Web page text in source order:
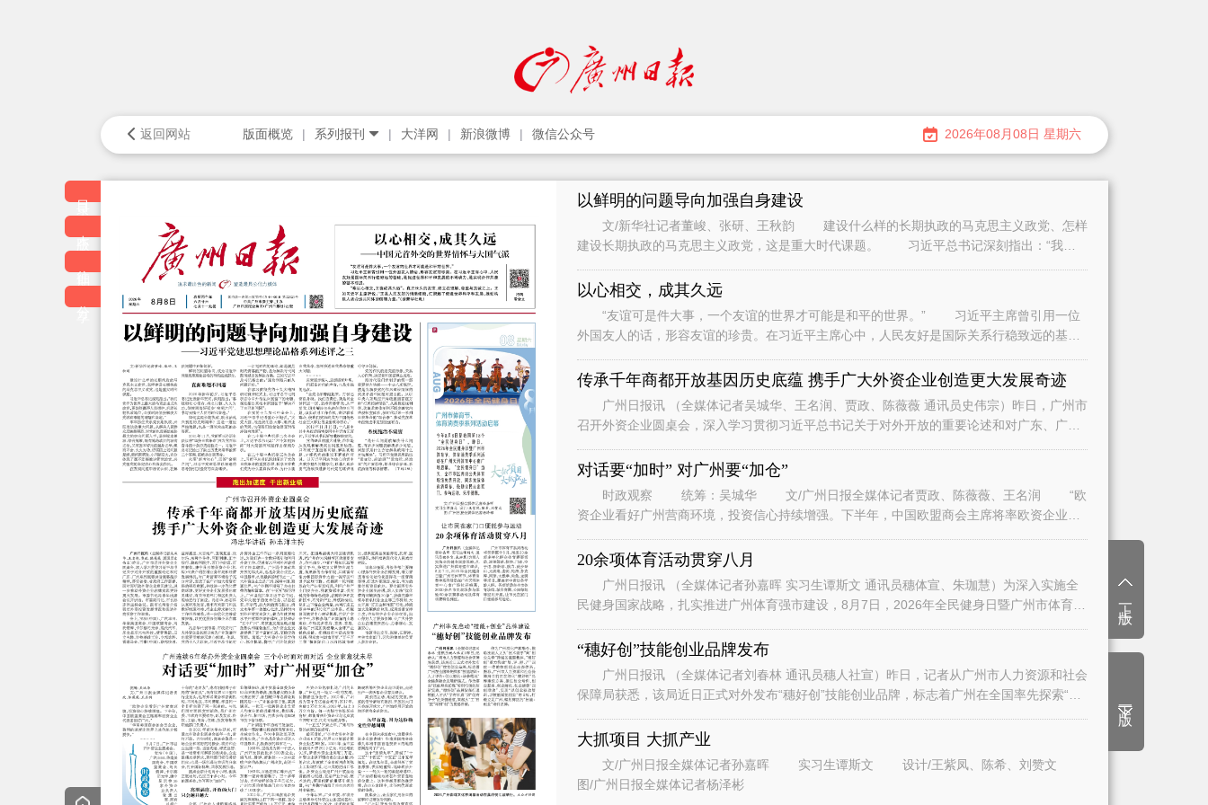
返回网站 版面概览 系列报刊 大洋网 新浪微博 微信公众号 2026年08月08日 星期六
以鲜明的问题导向加强自身建设
文/新华社记者董峻、张研、王秋韵 建设什么样的长期执政的马克思主义政党、怎样
建设长期执政的马克思主义政党，这是重大时代课题。 习近平总书记深刻指出：“我们
以心相交，成其久远
“友谊可是件大事，一个友谊的世界才可能是和平的世界。” 习近平主席曾引用一位
外国友人的话，形容友谊的珍贵。在习近平主席心中，人民友好是国际关系行稳致远的基
传承千年商都开放基因历史底蕴 携手广大外资企业创造更大发展奇迹
广州日报讯 （全媒体记者吴城华、王名润、贾政、陈薇薇 通讯员史伟宗）昨日，广州市
召开外资企业圆桌会，深入学习贯彻习近平总书记关于对外开放的重要论述和对广东、广州
对话要“加时” 对广州要“加仓”
时政观察 统筹：吴城华 文/广州日报全媒体记者贾政、陈薇薇、王名润 “欧
资企业看好广州营商环境，投资信心持续增强。下半年，中国欧盟商会主席将率欧资企业代
20余项体育活动贯穿八月
广州日报讯 （全媒体记者孙嘉晖 实习生谭斯文 通讯员穗体宣、朱珈慧）为深入实施全
民健身国家战略，扎实推进广州体育强市建设，8月7日，2026年全民健身日暨广州市体育
“穗好创”技能创业品牌发布
广州日报讯 （全媒体记者刘春林 通讯员穗人社宣）昨日，记者从广州市人力资源和社会
保障局获悉，该局近日正式对外发布“穗好创”技能创业品牌，标志着广州在全国率先探索“技
大抓项目 大抓产业
文/广州日报全媒体记者孙嘉晖 实习生谭斯文 设计/王紫凤、陈希、刘赞文
图/广州日报全媒体记者杨泽彬